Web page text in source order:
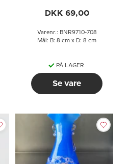
DKK 69,00
Varenr.: BNR9710-708
Mål: B: 8 cm x D: 8 cm
PÅ LAGER
Se vare